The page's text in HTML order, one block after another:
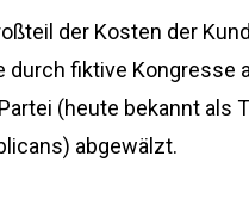
der Kosten der
durch fiktive Kongresse
(heute bekannt als
abgewälzt.